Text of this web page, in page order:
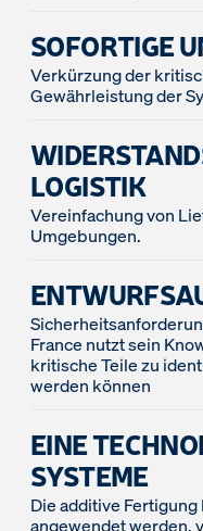
SOFORTIGE
Verkürzung der
Gewährleistung der
LOGISTIK
Vereinfachung von
Umgebungen.
France nutzt sein
kritische Teile zu
werden können
EINE
SYSTEME
Die additive
angewendet werden,